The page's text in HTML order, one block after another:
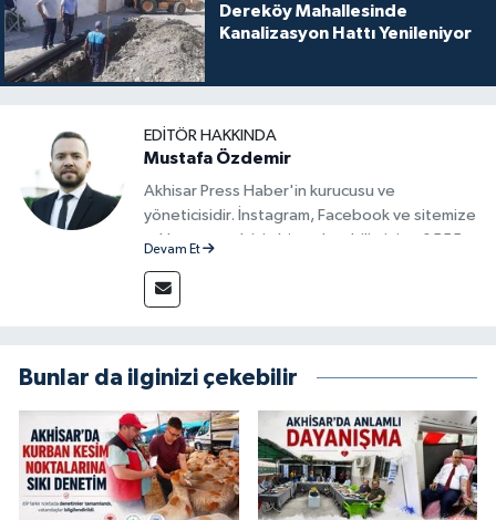
Dereköy Mahallesinde
Kanalizasyon Hattı Yenileniyor
EDITÖR HAKKINDA
Mustafa Özdemir
Akhisar Press Haber'in kurucusu ve
yöneticisidir. İnstagram, Facebook ve sitemize
reklam vermek için bize ulaşabilirsiniz - 0555
Devam Et
Bunlar da ilginizi çekebilir